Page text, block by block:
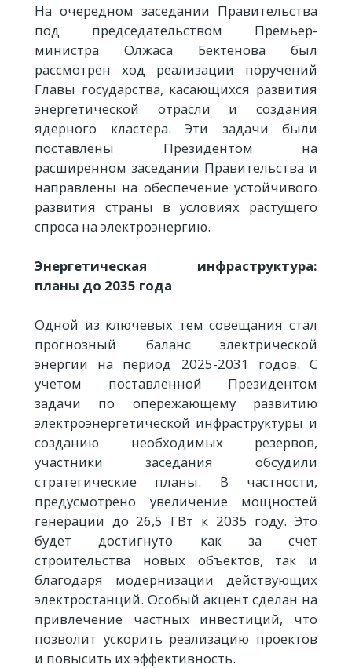
На очередном заседании Правительства
под председательством Премьер-
министра Олжаса Бектенова был
рассмотрен ход реализации поручений
Главы государства, касающихся развития
энергетической отрасли и создания
ядерного кластера. Эти задачи были
поставлены Президентом на
расширенном заседании Правительства и
направлены на обеспечение устойчивого
развития страны в условиях растущего
спроса на электроэнергию.
Энергетическая инфраструктура:
планы до 2035 года
Одной из ключевых тем совещания стал
прогнозный баланс электрической
энергии на период 2025-2031 годов. С
учетом поставленной Президентом
задачи по опережающему развитию
электроэнергетической инфраструктуры и
созданию необходимых резервов,
участники заседания обсудили
стратегические планы. В частности,
предусмотрено увеличение мощностей
генерации до 26,5 ГВт к 2035 году. Это
будет достигнуто как за счет
строительства новых объектов, так и
благодаря модернизации действующих
электростанций. Особый акцент сделан на
привлечение частных инвестиций, что
позволит ускорить реализацию проектов
и повысить их эффективность.